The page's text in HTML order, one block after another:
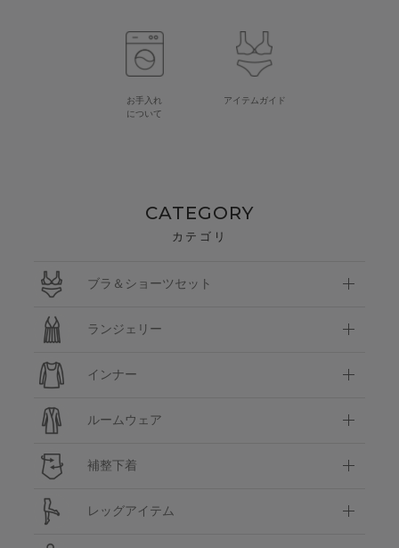
お手入れ
について
アイテムガイド
CATEGORY
カテゴリ
ブラ＆ショーツセット
ランジェリー
インナー
ルームウェア
補整下着
レッグアイテム